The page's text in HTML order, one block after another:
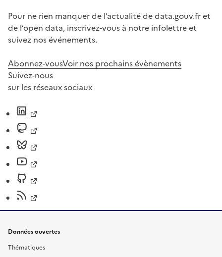
Pour ne rien manquer de l’actualité de data.gouv.fr et
de l’open data, inscrivez-vous à notre infolettre et
suivez nos événements.
Abonnez-vousVoir nos prochains évènements
Suivez-nous
sur les réseaux sociaux
Données ouvertes
Thématiques